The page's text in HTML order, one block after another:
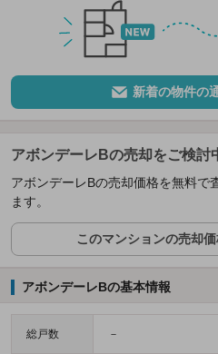
新着の物件の
アボンデーレBの売却をご検討
アボンデーレBの売却価格を無料で
ます。
このマンションの売却価
アボンデーレBの基本情報
総戸数 －